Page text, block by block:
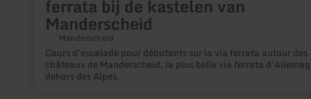
ferrata bij de kastelen van
Manderscheid
Manderscheid
Cours d'escalade pour débutants sur la via ferrata autour des
châteaux de Manderscheid, la plus belle via ferrata
dehors des Alpes.